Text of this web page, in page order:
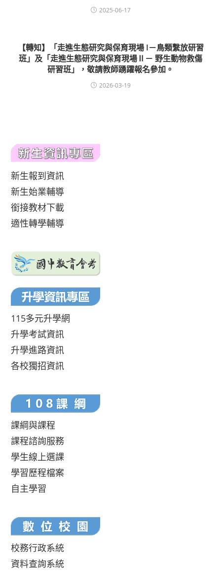
2025-06-17
【轉知】「走進生態研究與保育現場 I－鳥類繫放研習
班」及「走進生態研究與保育現場Ⅱ－ 野生動物救傷
研習班」，敬請教師踴躍報名參加。
2026-03-19
新生報到資訊
新生始業輔導
銜接教材下載
適性轉學輔導
115多元升學網
升學考試資訊
升學進路資訊
各校獨招資訊
課綱與課程
課程諮詢服務
學生線上選課
學習歷程檔案
自主學習
校務行政系統
資料查詢系統